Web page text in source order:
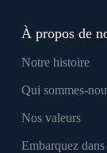
À propos de
Notre histoire
Qui sommes-
Nos valeurs
Embarquez